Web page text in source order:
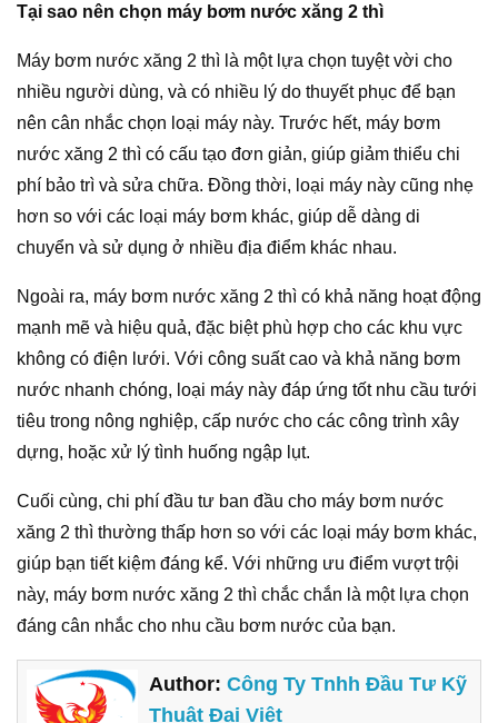
Tại sao nên chọn máy bơm nước xăng 2 thì
Máy bơm nước xăng 2 thì là một lựa chọn tuyệt vời cho
nhiều người dùng, và có nhiều lý do thuyết phục để bạn
nên cân nhắc chọn loại máy này. Trước hết, máy bơm
nước xăng 2 thì có cấu tạo đơn giản, giúp giảm thiểu chi
phí bảo trì và sửa chữa. Đồng thời, loại máy này cũng nhẹ
hơn so với các loại máy bơm khác, giúp dễ dàng di
chuyển và sử dụng ở nhiều địa điểm khác nhau.
Ngoài ra, máy bơm nước xăng 2 thì có khả năng hoạt động
mạnh mẽ và hiệu quả, đặc biệt phù hợp cho các khu vực
không có điện lưới. Với công suất cao và khả năng bơm
nước nhanh chóng, loại máy này đáp ứng tốt nhu cầu tưới
tiêu trong nông nghiệp, cấp nước cho các công trình xây
dựng, hoặc xử lý tình huống ngập lụt.
Cuối cùng, chi phí đầu tư ban đầu cho máy bơm nước
xăng 2 thì thường thấp hơn so với các loại máy bơm khác,
giúp bạn tiết kiệm đáng kể. Với những ưu điểm vượt trội
này, máy bơm nước xăng 2 thì chắc chắn là một lựa chọn
đáng cân nhắc cho nhu cầu bơm nước của bạn.
Author:Công Ty Tnhh Đầu Tư Kỹ
Thuật Đại Việt